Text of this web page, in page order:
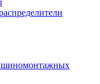
шиномонтажных